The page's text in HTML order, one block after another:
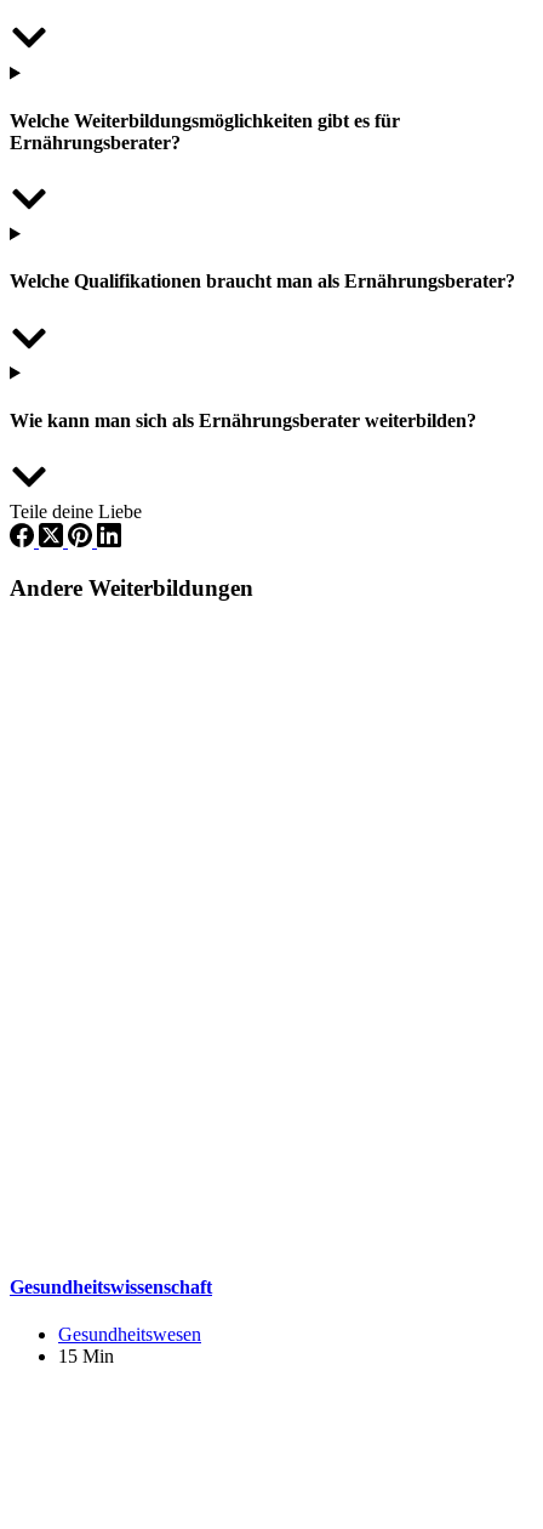
Welche Weiterbildungsmöglichkeiten gibt es für
Ernährungsberater?
Welche Qualifikationen braucht man als Ernährungsberater?
Wie kann man sich als Ernährungsberater weiterbilden?
Teile deine Liebe
Andere Weiterbildungen
Gesundheitswissenschaft
Gesundheitswesen
15 Min